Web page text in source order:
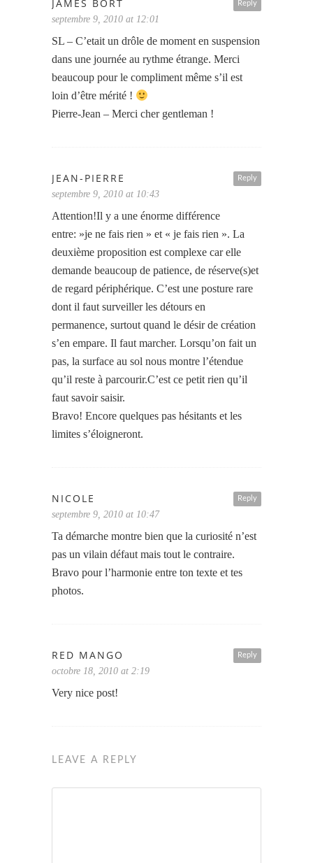
Reply
JAMES BORT
septembre 9, 2010 at 12:01
SL – C’etait un drôle de moment en suspension
dans une journée au rythme étrange. Merci
beaucoup pour le compliment même s’il est
loin d’être mérité !
Pierre-Jean – Merci cher gentleman !
Reply
JEAN-PIERRE
septembre 9, 2010 at 10:43
Attention!Il y a une énorme différence
entre: »je ne fais rien » et « je fais rien ». La
deuxième proposition est complexe car elle
demande beaucoup de patience, de réserve(s)et
de regard périphérique. C’est une posture rare
dont il faut surveiller les détours en
permanence, surtout quand le désir de création
s’en empare. Il faut marcher. Lorsqu’on fait un
pas, la surface au sol nous montre l’étendue
qu’il reste à parcourir.C’est ce petit rien qu’il
faut savoir saisir.
Bravo! Encore quelques pas hésitants et les
limites s’éloigneront.
Reply
NICOLE
septembre 9, 2010 at 10:47
Ta démarche montre bien que la curiosité n’est
pas un vilain défaut mais tout le contraire.
Bravo pour l’harmonie entre ton texte et tes
photos.
Reply
RED MANGO
octobre 18, 2010 at 2:19
Very nice post!
LEAVE A REPLY